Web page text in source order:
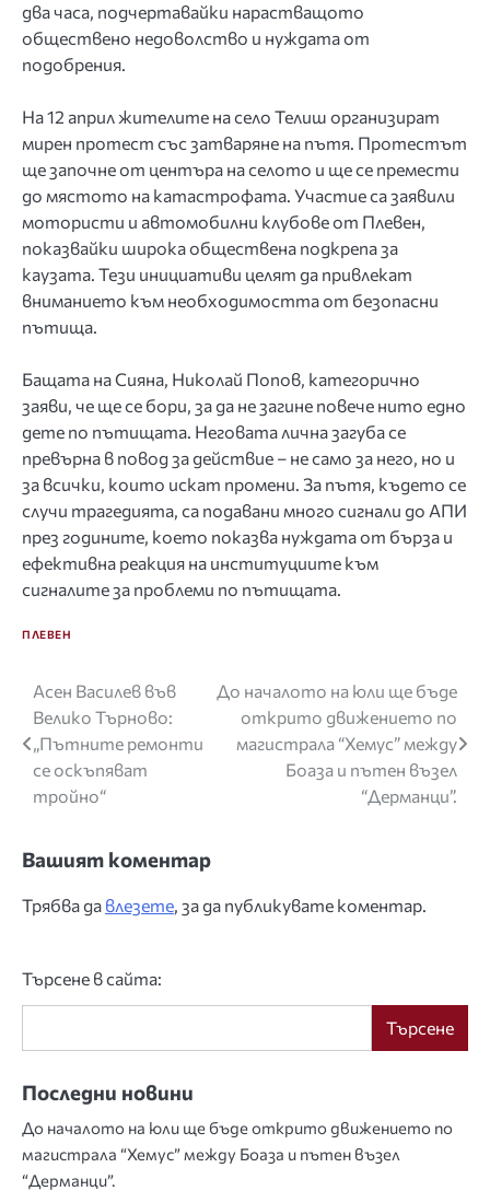
два часа, подчертавайки нарастващото
обществено недоволство и нуждата от
подобрения.
На 12 април жителите на село Телиш организират
мирен протест със затваряне на пътя. Протестът
ще започне от центъра на селото и ще се премести
до мястото на катастрофата. Участие са заявили
мотористи и автомoбилни клубове от Плевен,
показвайки широка обществена подкрепа за
каузата. Тези инициативи целят да привлекат
вниманието към необходимостта от безопасни
пътища.
Бащата на Сияна, Николай Попов, категорично
заяви, че ще се бори, за да не загине повече нито едно
дете по пътищата. Неговата лична загуба се
превърна в повод за действие – не само за него, но и
за всички, които искат промени. За пътя, където се
случи трагедията, са подавани много сигнали до АПИ
през годините, което показва нуждата от бърза и
ефективна реакция на институциите към
сигналите за проблеми по пътищата.
ПЛЕВЕН
Навигация
Асен Василев във
Велико Търново:
„Пътните ремонти
се оскъпяват
тройно“
До началото на юли ще бъде
открито движението по
магистрала “Хемус” между
Боаза и пътен възел
“Дерманци”.
Вашият коментар
Трябва да влезете, за да публикувате коментар.
Търсене в сайта:
Търсене
Последни новини
До началото на юли ще бъде открито движението по
магистрала “Хемус” между Боаза и пътен възел
“Дерманци”.